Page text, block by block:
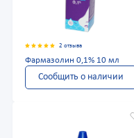
2 отзыва
Фармазолин 0,1% 10 мл
Сообщить о наличии